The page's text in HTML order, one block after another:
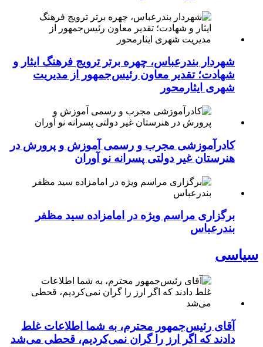
شهردار بندرعباس، چهره برتر ترویج فرهنگ ایثار و
شهادت؛ تقدیر معاون رئیس‌جمهور از مدیریت
شهری ایثارمحور
کادرآموزشی مجرب و رسمی آموزش و پرورش در
هنرستان غیر دولتی پسرانه نو آوران
برگزاری مراسم ویژه در امامزاده سید مظفر
بندرعباس
سیاسی
آقای رئیس‌جمهور محترم، به شما اطلاعات غلط
دادند که اگر ارز را گران نمی‌کردیم، قحطی می‌شد